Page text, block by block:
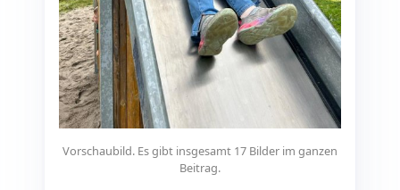
Vorschaubild. Es gibt insgesamt 17 Bilder im ganzen
Beitrag.